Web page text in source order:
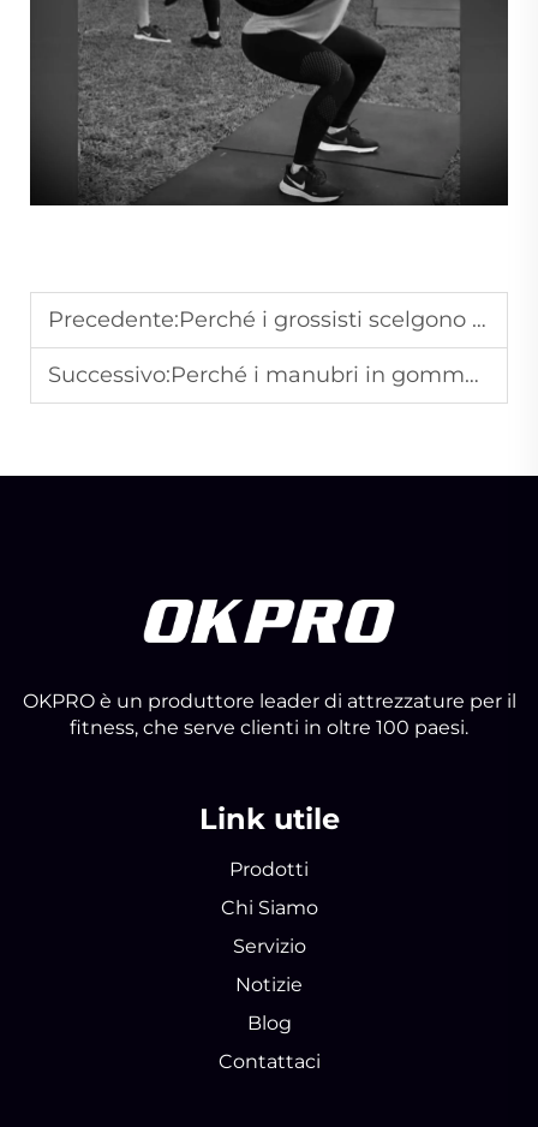
Precedente:Perché i grossisti scelgono i manubri come prodotto più venduto?
Successivo:Perché i manubri in gomma sono la scelta migliore per le palestre commerciali
OKPRO è un produttore leader di attrezzature per il
fitness, che serve clienti in oltre 100 paesi.
Link utile
Prodotti
Chi Siamo
Servizio
Notizie
Blog
Contattaci